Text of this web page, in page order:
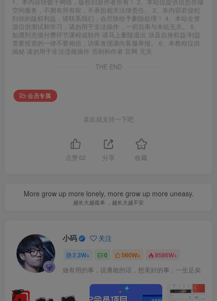
空间服务，不拥有所有权，不承担相关法律责任。 3、本内容若侵犯
到你的版权利益，请联系我们，会尽快给予删除处理！ 4、本站全资
源仅供测试和学习，请勿用于非法操作，一切后果与本站无关。 5、
如遇到充值付费环节课程或软件 请马上删除退出 涉及自身权益/利益
需要投资的一律不要相信，访客发现请向客服举报。 6、本教程仅供
揭秘 请勿用于非法违规操作 否则和作者 官网 无关
THE END
会员专属
喜欢就支持一下吧
点赞 62 分享 收藏
More grow up more lonely, more grow up more uneasy.
越长大越孤单 ，越长大越不安
小码 关注
2.3W+ 0 560W+ 8586W+
做有用的事，说勇敢的话，想美好的事，一生足矣